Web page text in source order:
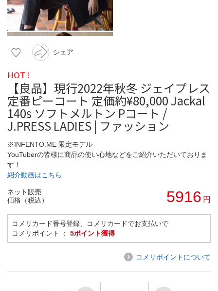
シェア
HOT !
【良品】現行2022年秋冬 ジェイプレス
定番ピーコート 定価約¥80,000 Jackal
140s ソフトメルトン Pコート /
J.PRESS LADIES | ファッション
※INFENTO.ME 限定モデル
YouTuberの皆様に商品の使い心地などをご紹介いただいておりま
す！
紹介動画はこちら
ネット販売
価格（税込）
5916 円
コメリカード番号登録、コメリカードでお支払いで
コメリポイント ： 5ポイント獲得
コメリポイントについて